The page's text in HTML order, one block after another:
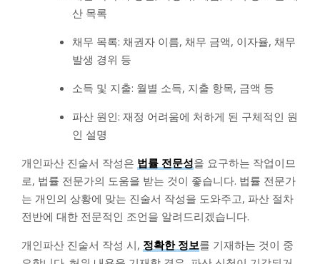
산 목록
채무 목록: 채권자 이름, 채무 금액, 이자율, 채무
발생 경위 등
소득 및 지출: 월별 소득, 지출 항목, 금액 등
파산 원인: 재정 어려움에 처하게 된 구체적인 원
인 설명
개인파산 진술서 작성은 법률 전문성을 요구하는 작업이므
로, 법률 전문가의 도움을 받는 것이 좋습니다. 법률 전문가
는 개인의 상황에 맞는 진술서 작성을 도와주고, 파산 절차
전반에 대한 전문적인 조언을 알려드리겠습니다.
개인파산 진술서 작성 시, 정확한 정보를 기재하는 것이 중